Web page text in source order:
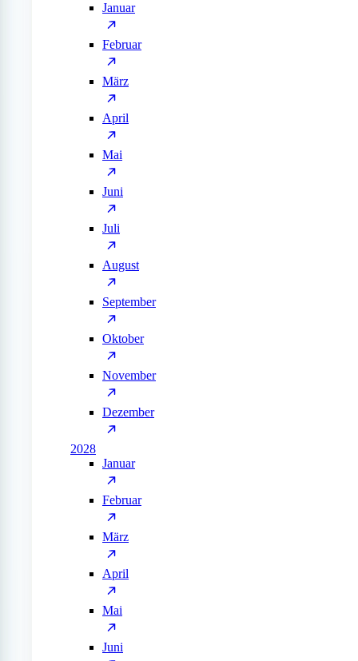
Januar
Februar
März
April
Mai
Juni
Juli
August
September
Oktober
November
Dezember
2028
Januar
Februar
März
April
Mai
Juni